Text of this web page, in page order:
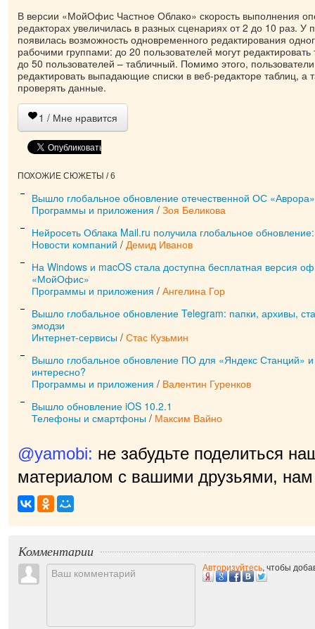
В версии «МойОфис Частное Облако» скорость выполнения
редакторах увеличилась в разных сценариях от 2 до 10 раз. У
появилась возможность одновременного редактирования
рабочими группами: до 20 пользователей могут редактировать
до 50 пользователей – табличный. Помимо этого,
редактировать выпадающие списки в веб-редакторе таблиц, а
проверять данные.
1 / Мне нравится
ПОХОЖИЕ СЮЖЕТЫ / 6
Вышло глобальное обновление отечественной ОС
Программы и приложения / Зоя Беликова
Нейросеть Облака Mail.ru получила глобальное обновление:
Новости компаний / Демид Иванов
На Windows и macOS стала доступна бесплатная версия
«МойОфис»
Программы и приложения / Ангелина Гор
Вышло глобальное обновление Telegram: папки, архивы,
эмодзи
Интернет-сервисы / Стас Кузьмин
Вышло глобальное обновление ПО для «Яндекс Станций»
интересно?
Программы и приложения / Валентин Гуренков
Вышло обновление iOS 10.2.1
Телефоны и смартфоны / Максим Вайно
@yamobi: не забудьте поделиться
материалом с вашими друзьями, нам
приятно!
Комментарии